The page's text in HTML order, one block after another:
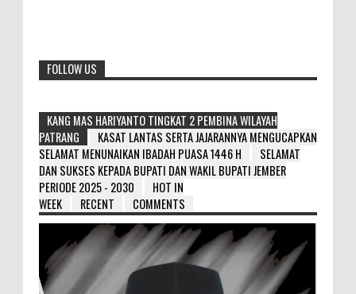
FOLLOW US
KANG MAS HARIYANTO TINGKAT 2 PEMBINA WILAYAH
PATRANG
KASAT LANTAS SERTA JAJARANNYA MENGUCAPKAN
SELAMAT MENUNAIKAN IBADAH PUASA 1446 H
SELAMAT
DAN SUKSES KEPADA BUPATI DAN WAKIL BUPATI JEMBER
PERIODE 2025 - 2030
HOT IN
WEEK
RECENT COMMENTS